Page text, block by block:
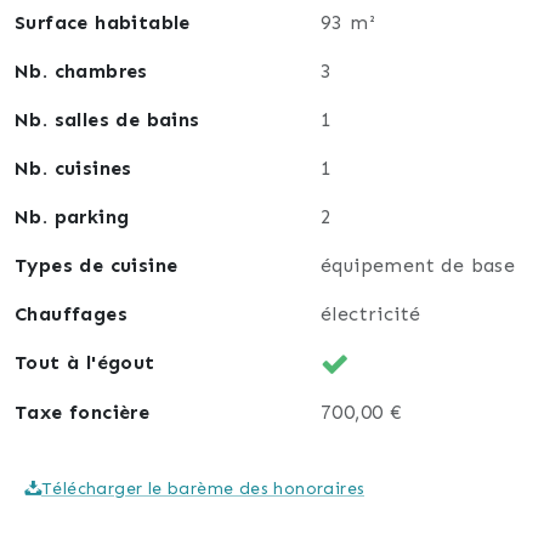
Surface habitable 93 m²
Nb. chambres 3
Nb. salles de bains 1
Nb. cuisines 1
Nb. parking 2
Types de cuisine équipement de base
Chauffages électricité
Tout à l'égout
Taxe foncière 700,00 €
Télécharger le barème des honoraires